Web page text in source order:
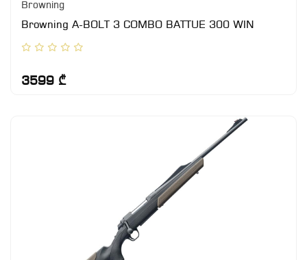
Browning
Browning A-BOLT 3 COMBO BATTUE 300 WIN
3599 ₾